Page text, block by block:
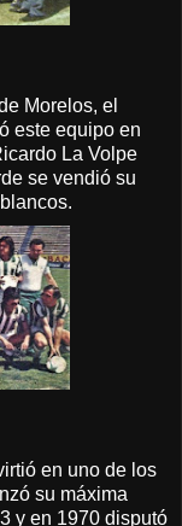
Morelos, el
este equipo en
La Volpe
se vendió su
en uno de los
su máxima
y en 1970 disputó